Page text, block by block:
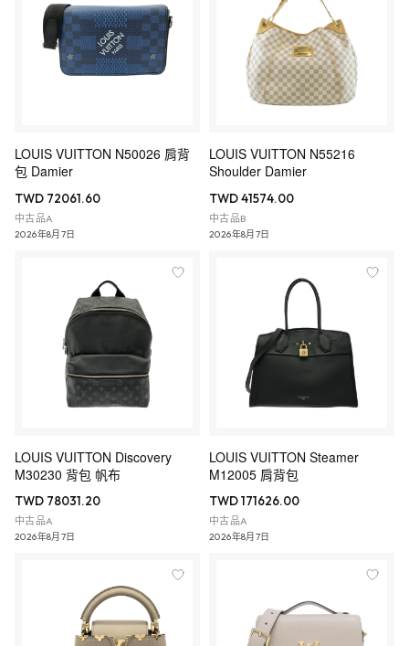
LOUIS VUITTON N50026 肩背
包 Damier
TWD 72061.60
中古品A
2026年8月7日
LOUIS VUITTON N55216
Shoulder Damier
TWD 41574.00
中古品B
2026年8月7日
LOUIS VUITTON Discovery
M30230 背包 帆布
TWD 78031.20
中古品A
2026年8月7日
LOUIS VUITTON Steamer
M12005 肩背包
TWD 171626.00
中古品A
2026年8月7日